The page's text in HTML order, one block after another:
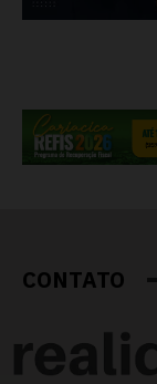
CONTATO